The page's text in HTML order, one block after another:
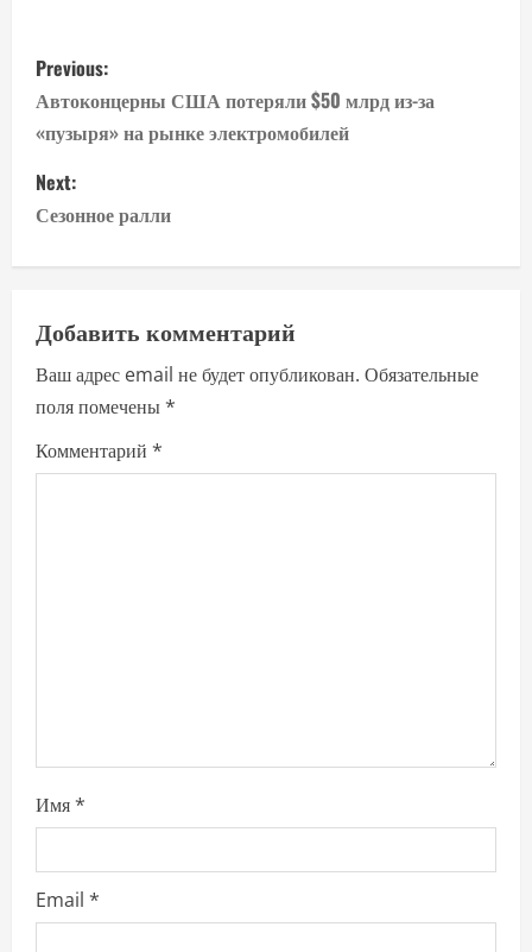
P
o
s
t
n
v
i
g
Previous:
Автоконцерны США потеряли $50 млрд из-за
«пузыря» на рынке электромобилей
Next:
Сезонное ралли
Добавить комментарий
Ваш адрес email не будет опубликован. Обязательные
поля помечены*
Комментарий *
Имя*
Email *